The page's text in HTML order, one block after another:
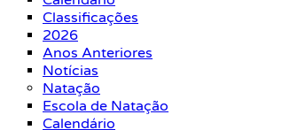
Classificações
2026
Anos Anteriores
Notícias
Natação
Escola de Natação
Calendário